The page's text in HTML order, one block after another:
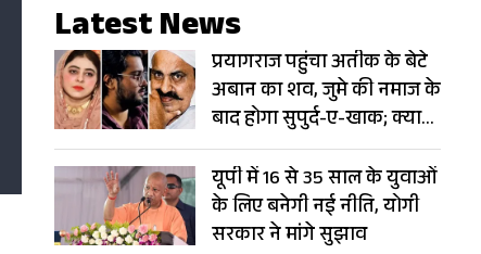
Latest News
प्रयागराज पहुंचा अतीक के बेटे
अबान का शव, जुमे की नमाज के
बाद होगा सुपुर्द-ए-खाक; क्या
सामने आएगी फरार मां?
यूपी में 16 से 35 साल के युवाओं
के लिए बनेगी नई नीति, योगी
सरकार ने मांगे सुझाव